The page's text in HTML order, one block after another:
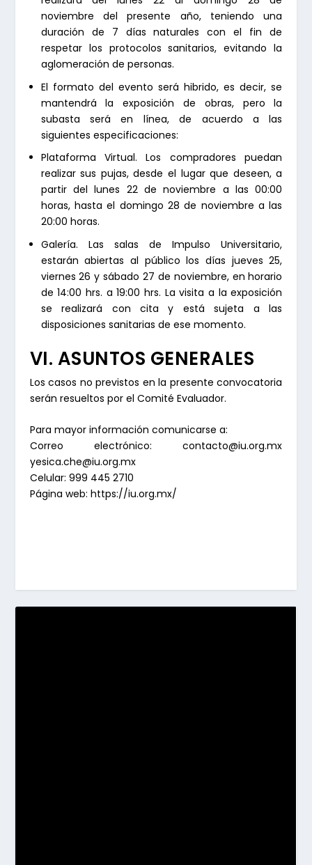
noviembre del presente año, teniendo una
duración de 7 días naturales con el fin de
respetar los protocolos sanitarios, evitando la
aglomeración de personas.
El formato del evento será hibrido, es decir, se
mantendrá la exposición de obras, pero la
subasta será en línea, de acuerdo a las
siguientes especificaciones:
Plataforma Virtual. Los compradores puedan
realizar sus pujas, desde el lugar que deseen, a
partir del lunes 22 de noviembre a las 00:00
horas, hasta el domingo 28 de noviembre a las
20:00 horas.
Galería. Las salas de Impulso Universitario,
estarán abiertas al público los días jueves 25,
viernes 26 y sábado 27 de noviembre, en horario
de 14:00 hrs. a 19:00 hrs. La visita a la exposición
se realizará con cita y está sujeta a las
disposiciones sanitarias de ese momento.
VI. ASUNTOS GENERALES
Los casos no previstos en la presente convocatoria
serán resueltos por el Comité Evaluador.
Para mayor información comunicarse a:
Correo electrónico: contacto@iu.org.mx
yesica.che@iu.org.mx
Celular: 999 445 2710
Página web: https://iu.org.mx/